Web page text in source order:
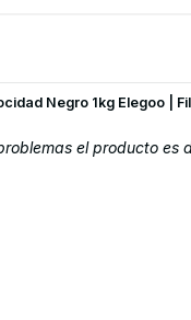
Negro 1kg Elegoo |
el producto es